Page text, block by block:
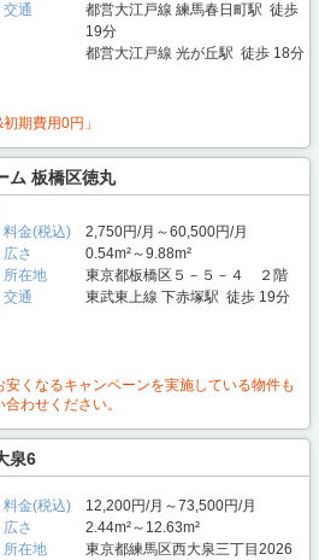
交通
都営大江戸線 練馬春日町駅 徒歩
19分
都営大江戸線 光が丘駅 徒歩 18分
期費用0円」
ム 板橋区徳丸
料金(税込)
2,750円/月～60,500円/月
広さ
0.54m²～9.88m²
所在地
東京都板橋区５－５－４ ２階
交通
東武東上線 下赤塚駅 徒歩 19分
くなるキャンペーンを実施している物件も
わせください。
泉6
料金(税込)
12,200円/月～73,500円/月
広さ
2.44m²～12.63m²
所在地
東京都練馬区西大泉三丁目2026